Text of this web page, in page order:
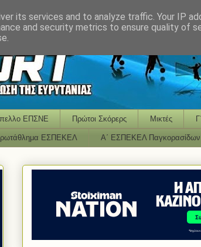
ΕΠΣΝΕ Πρώτοι Σκόρερς Μικτές
ΕΣΠΕΚΕΛ Α΄ ΕΣΠΕΚΕΛ Παγκορασίδων
its services and to analyze traffic. Your IP
and security metrics to ensure quality of